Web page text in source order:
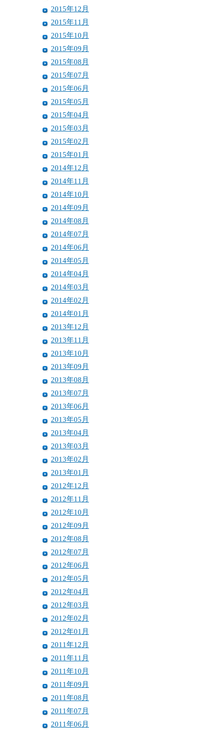
2015年12月
2015年11月
2015年10月
2015年09月
2015年08月
2015年07月
2015年06月
2015年05月
2015年04月
2015年03月
2015年02月
2015年01月
2014年12月
2014年11月
2014年10月
2014年09月
2014年08月
2014年07月
2014年06月
2014年05月
2014年04月
2014年03月
2014年02月
2014年01月
2013年12月
2013年11月
2013年10月
2013年09月
2013年08月
2013年07月
2013年06月
2013年05月
2013年04月
2013年03月
2013年02月
2013年01月
2012年12月
2012年11月
2012年10月
2012年09月
2012年08月
2012年07月
2012年06月
2012年05月
2012年04月
2012年03月
2012年02月
2012年01月
2011年12月
2011年11月
2011年10月
2011年09月
2011年08月
2011年07月
2011年06月